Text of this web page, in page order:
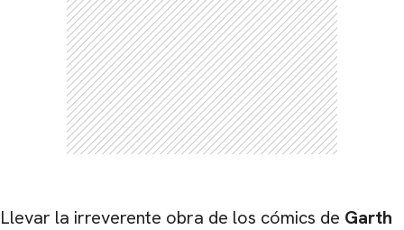
Llevar la irreverente obra de los cómics de Garth
CARREGANDO PUBLICIDADE